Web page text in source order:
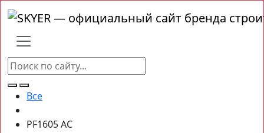
Все
PF1605 AC